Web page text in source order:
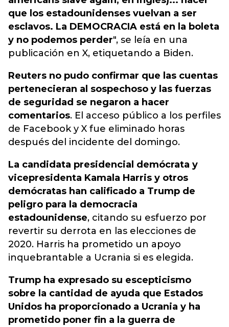
que los estadounidenses vuelvan a ser
esclavos. La DEMOCRACIA está en la boleta
y no podemos perder", se leía en una
publicación en X, etiquetando a Biden.
Reuters no pudo confirmar que las cuentas
pertenecieran al sospechoso y las fuerzas
de seguridad se negaron a hacer
comentarios. El acceso público a los perfiles
de Facebooky X fue eliminado horas
después del incidente del domingo.
La candidata presidencial demócrata y
vicepresidenta Kamala Harris y otros
demócratas han calificado a Trump de
peligro para la democracia
estadounidense, citando su esfuerzo por
revertir su derrota en las elecciones de
2020. Harris ha prometido un apoyo
inquebrantable a Ucrania si es elegida.
Trump ha expresado su escepticismo
sobre la cantidad de ayuda que Estados
Unidos ha proporcionado a Ucrania y ha
prometido poner fin a la guerra de